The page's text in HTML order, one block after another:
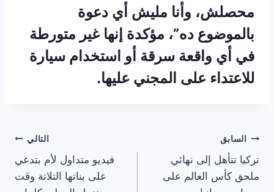
محصلش، وأنا مليش أي دعوة
بالموضوع ده”، مؤكدة إنها غير متورطة
في أي واقعة سرقة أو استخدام سيارة
للاعتداء على المجني عليها.
تصفّح
المقالات
السابق
تركيا تتأهل إلى نهائي
ملحق كأس العالم على
التالي
فيديو متداول لأم بتدعي
على بناتها التلاتة وقت